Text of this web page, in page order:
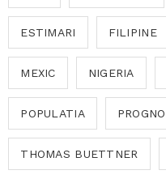
ESTIMARI FILIPINE
MEXIC NIGERIA
POPULATIA
THOMAS BUETTNER